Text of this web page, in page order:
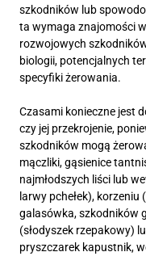
szkodników lub
ta wymaga znajomości
rozwojowych
biologii, potencjalnych
specyfiki żerowania.
Czasami konieczne jest
czy jej przekrojenie,
szkodników mogą
mączliki, gąsienice
najmłodszych liści lub
larwy pchełek),
galasówka, szkodników
(słodyszek rzepakowy)
pryszczarek kapustnik,